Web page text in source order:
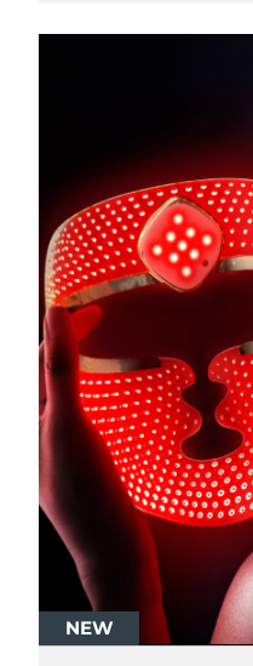
NEW
Reino Unido
Estados Unidos
Uzbekistán
Vietnam